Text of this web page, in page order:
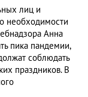
лиц и
необходимости
Анна
пика пандемии,
соблюдать
праздников. В